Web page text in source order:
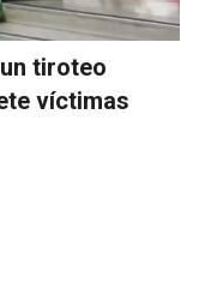
tiroteo
víctimas